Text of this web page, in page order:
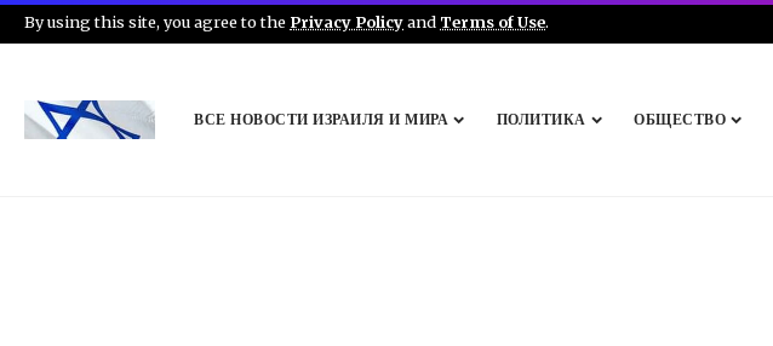
By using this site, you agree to the Privacy Policyand Terms of Use.
ВСЕ НОВОСТИ ИЗРАИЛЯ И МИРА ПОЛИТИКА ОБЩЕСТВО